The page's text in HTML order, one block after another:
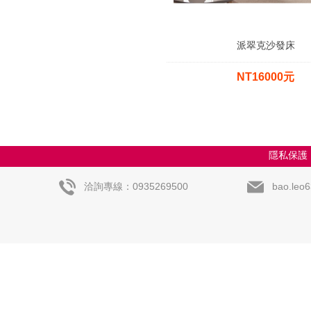
派翠克沙發床
NT16000元
隱私保護
洽詢專線：0935269500